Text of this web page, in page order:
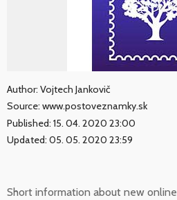
Author: Vojtech Jankovič
Source: www.postoveznamky.sk
Published: 15. 04. 2020 23:00
Updated: 05. 05. 2020 23:59
Short information about new